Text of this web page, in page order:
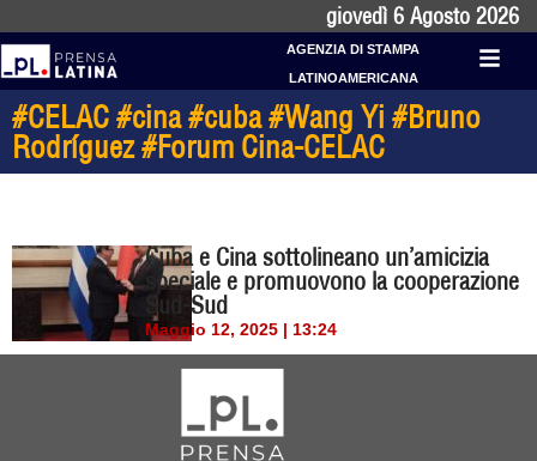
giovedì 6 Agosto 2026
AGENZIA DI STAMPA
LATINOAMERICANA
#CELAC #cina #cuba #Wang Yi #Bruno
Rodríguez #Forum Cina-CELAC
Cuba e Cina sottolineano un’amicizia
speciale e promuovono la cooperazione
Sud-Sud
Maggio 12, 2025 | 13:24